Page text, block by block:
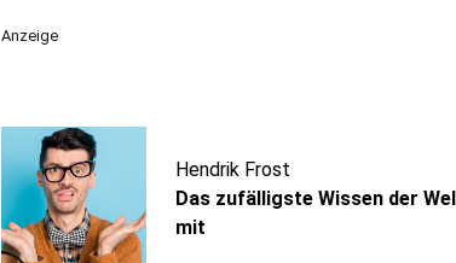
Anzeige
Hendrik Frost
Das zufälligste Wissen der
mit